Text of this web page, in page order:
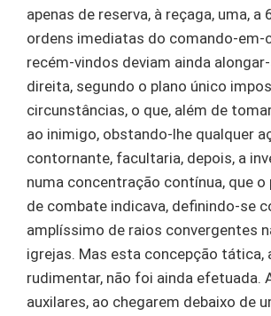
apenas de reserva, à reçaga, uma, a
ordens imediatas do comando-em-
recém-vindos deviam ainda
direita, segundo o plano único
circunstâncias, o que, além de
ao inimigo, obstando-lhe qualquer
contornante, facultaria, depois, a
numa concentração contínua, que o
de combate indicava, definindo-se
amplíssimo de raios convergentes
igrejas. Mas esta concepção tática,
rudimentar, não foi ainda efetuada.
auxilares, ao chegarem debaixo de